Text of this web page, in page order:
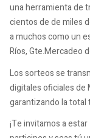
una herramienta de
cientos de de miles
a muchos como un
Ríos, Gte.Mercadeo
Los sorteos se
digitales oficiales de
garantizando la total
¡Te invitamos a